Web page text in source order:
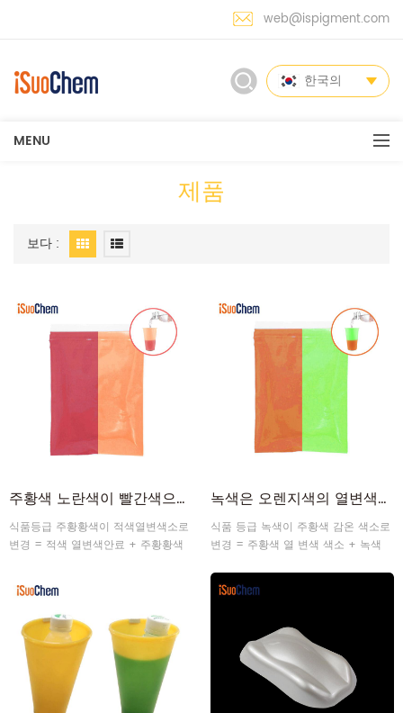
web@ispigment.com
한국의
MENU
제품
보다 :
주황색 노란색이 빨간색으로 변합니다. 냉간 변색 열변색성 안료 제조업체
식품등급 주황황색이 적색열변색소로
변경 = 적색 열변색안료 + 주황황색
녹색은 오렌지색의 열변색성 열색소(Thermochromic Thermo Pigment)로 변합니다.
식품 등급 녹색이 주황색 감온 색소로
변경 = 주황색 열 변색 색소 + 녹색